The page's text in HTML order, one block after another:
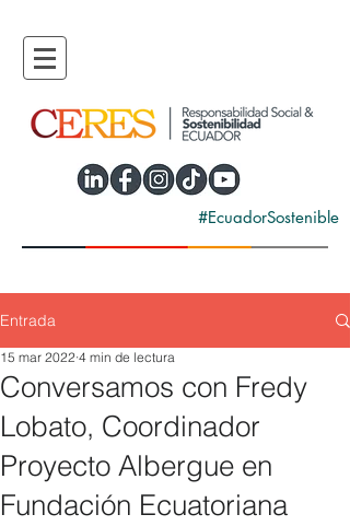
#EcuadorSostenible
Entrada
Conversamos con Fredy
Lobato, Coordinador
Proyecto Albergue en
Fundación Ecuatoriana
15 mar 2022 4 min de lectura